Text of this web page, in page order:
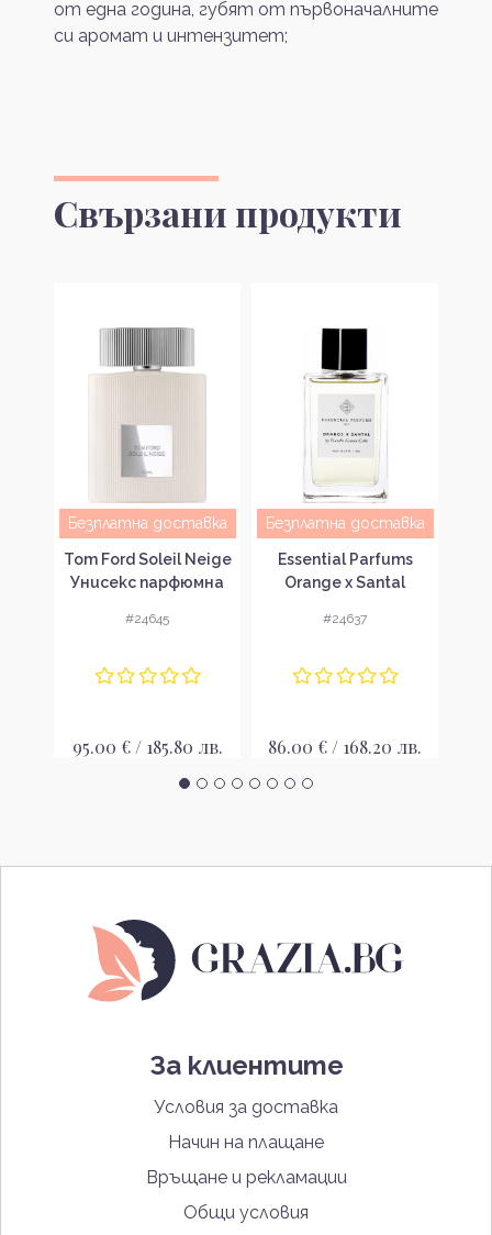
от една година, губят от първоначалните
си аромат и интензитет;
Свързани продукти
Безплатна доставка
Tom Ford Soleil Neige
Унисекс парфюмна
#24645
95.00 € / 185.80 лв.
Безплатна доставка
Essential Parfums
Orange x Santal
вода
#24637
86.00 € / 168.20 лв.
За клиентите
Условия за доставка
Начин на плащане
Връщане и рекламации
Общи условия